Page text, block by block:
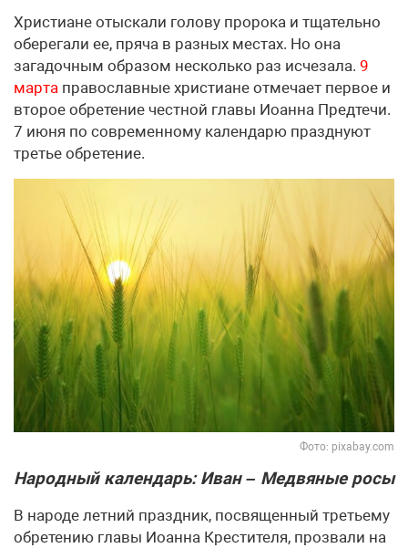
Христиане отыскали голову пророка и тщательно
оберегали ее, пряча в разных местах. Но она
загадочным образом несколько раз исчезала. 9
марта православные христиане отмечает первое и
второе обретение честной главы Иоанна Предтечи.
7 июня по современному календарю празднуют
третье обретение.
Фото: pixabay.com
Народный календарь: Иван – Медвяные росы
В народе летний праздник, посвященный третьему
обретению главы Иоанна Крестителя, прозвали на